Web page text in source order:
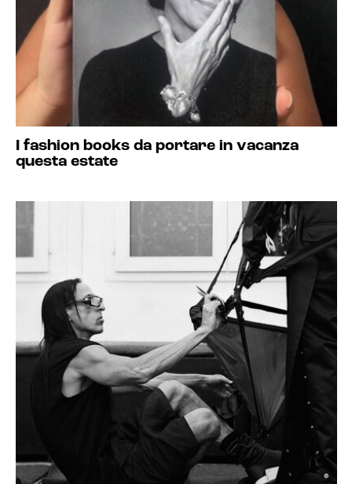
I fashion books da portare in vacanza
questa estate